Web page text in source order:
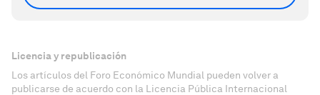
Licencia y republicación
Los artículos del Foro Económico Mundial pueden volver a
publicarse de acuerdo con la Licencia Pública Internacional